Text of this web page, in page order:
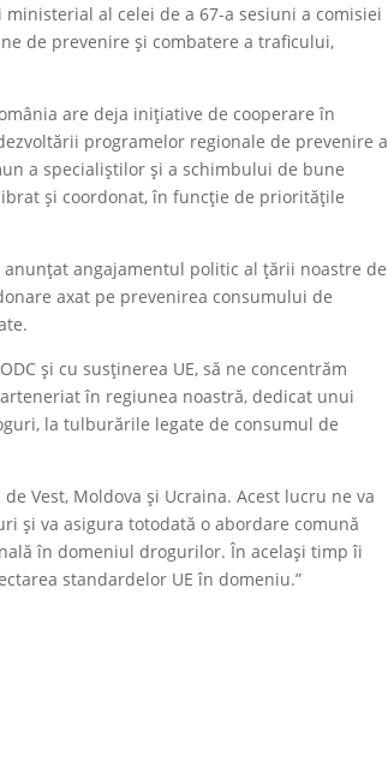
al celei de a 67-a sesiuni a comisiei
de prevenire și combatere a traficului,
are deja inițiative de cooperare în
programelor regionale de prevenire a
a specialiștilor și a schimbului de bune
și coordonat, în funcție de prioritățile
angajamentul politic al țării noastre de
axat pe prevenirea consumului de
și cu susținerea UE, să ne concentrăm
în regiunea noastră, dedicat unui
la tulburările legate de consumul de
Vest, Moldova și Ucraina. Acest lucru ne va
și va asigura totodată o abordare comună
în domeniul drogurilor. În același timp îi
standardelor UE în domeniu.”